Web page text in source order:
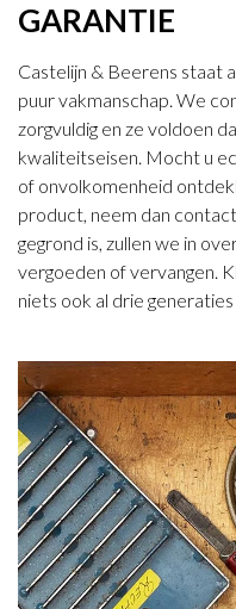
GARANTIE
Castelijn & Beerens staat
puur vakmanschap. We
zorgvuldig en ze voldoen
kwaliteitseisen. Mocht u
of onvolkomenheid
product, neem dan
gegrond is, zullen we in
vergoeden of vervangen.
niets ook al drie